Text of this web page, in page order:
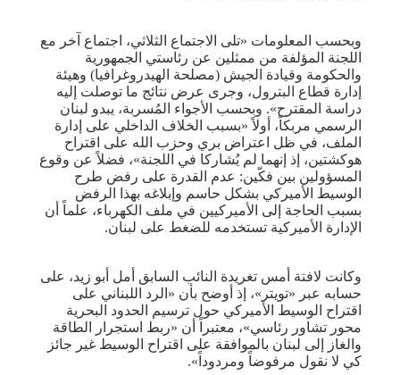
وبحسب المعلومات «تلى الاجتماع الثلاثي، اجتماع آخر مع
اللجنة المؤلفة من ممثلين عن رئاستي الجمهورية
والحكومة وقيادة الجيش (مصلحة الهيدروغرافيا) وهيئة
إدارة قطاع البترول، وجرى عرض نتائج ما توصلت إليه
دراسة المقترح». وبحسب الأجواء المُسربة، يبدو لبنان
الرسمي مربكاً، أولاً «بسبب الخلاف الداخلي على إدارة
الملف، في ظل اعتراض بري وحزب الله على اقتراح
هوكشتين، إذ إنهما لم يُشاركا في اللجنة»، فضلاً عن وقوع
المسؤولين بين فكّين: عدم القدرة على رفض طرح
الوسيط الأميركي بشكل حاسم وإبلاغه بهذا الرفض
بسبب الحاجة إلى الأميركيين في ملف الكهرباء، علماً أن
الإدارة الأميركية تستخدمه للضغط على لبنان.
وكانت لافتة أمس تغريدة النائب السابق أمل أبو زيد، على
حسابه عبر «تويتر»، إذ أوضح بأن «الرد اللبناني على
اقتراح الوسيط الأميركي حول ترسيم الحدود البحرية
محور تشاور رئاسي»، معتبراً أن «ربط استجرار الطاقة
والغاز إلى لبنان بالموافقة على اقتراح الوسيط غير جائز
كي لا نقول مرفوضاً ومردوداً».